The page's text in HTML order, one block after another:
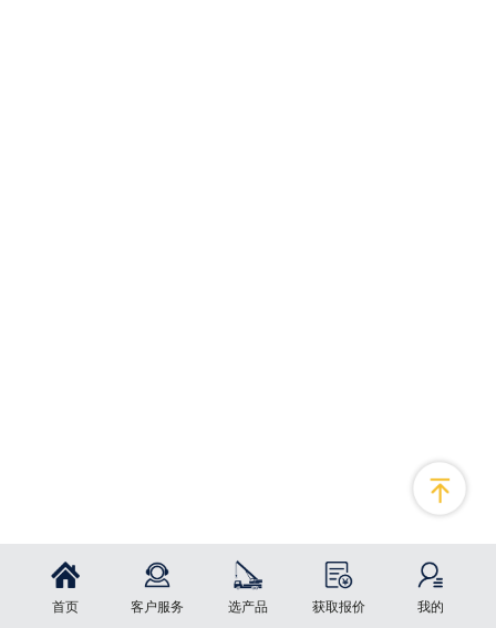
首页 客户服务 选产品 获取报价 我的